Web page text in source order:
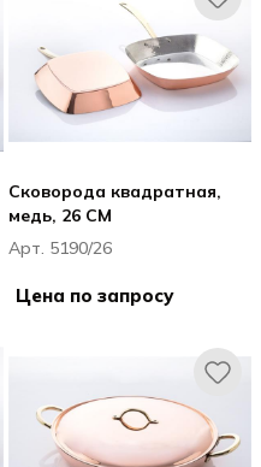
Сковорода квадратная,
медь, 26 CM
Арт. 5190/26
Цена по запросу